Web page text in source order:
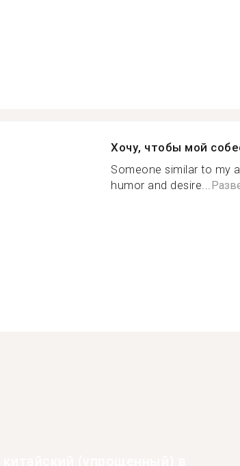
Хочу, чтобы мой
Someone similar to my
humor and desire...